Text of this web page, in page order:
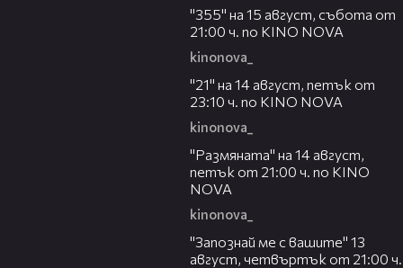
"355" на 15 август, събота от
21:00 ч. по KINO NOVA
kinonova_
"21" на 14 август, петък от
23:10 ч. по KINO NOVA
kinonova_
"Размянaта" на 14 август,
петък от 21:00 ч. по KINO
NOVA
kinonova_
"Запознай ме с вашите" 13
август, четвъртък от 21:00 ч.